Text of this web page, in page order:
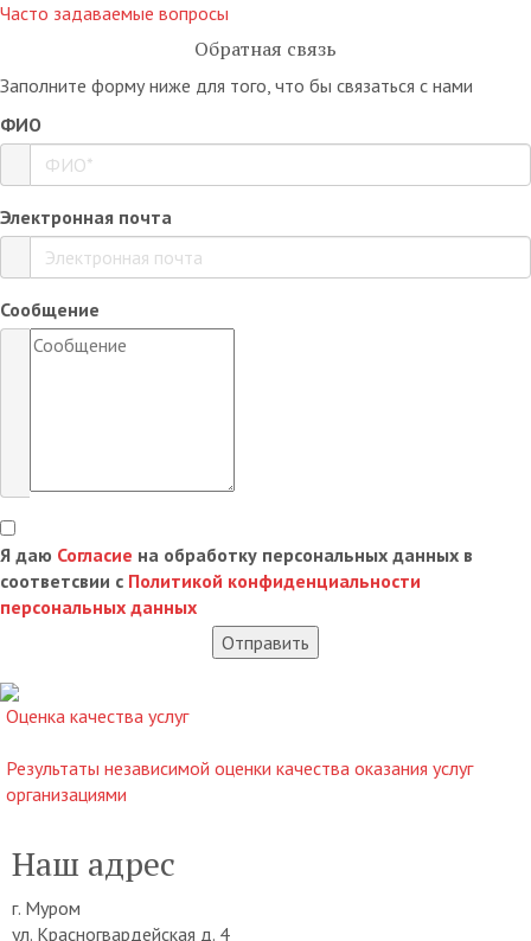
Часто задаваемые вопросы
Обратная связь
Заполните форму ниже для того, что бы связаться с нами
ФИО
Электронная почта
Сообщение
Я даю Согласие на обработку персональных данных в
соответсвии с Политикой конфиденциальности
персональных данных
Отправить
Оценка качества услуг
Результаты независимой оценки качества оказания услуг
организациями
Наш адрес
г. Муром
ул. Красногвардейская д. 4